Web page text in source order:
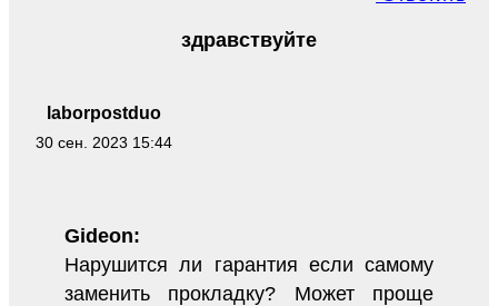
laborpostduo
30 сен. 2023 15:44
здравствуйте
Gideon:
Нарушится ли гарантия если самому
заменить прокладку? Может проще